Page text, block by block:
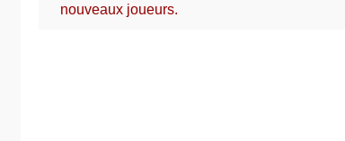
nouveaux joueurs.